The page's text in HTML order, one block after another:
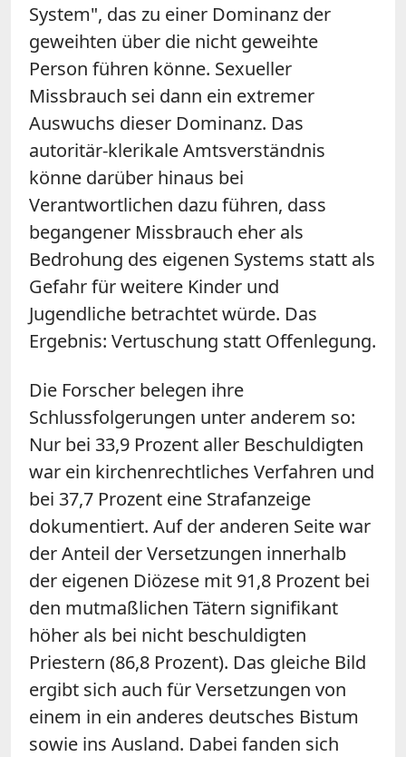
System", das zu einer Dominanz der
geweihten über die nicht geweihte
Person führen könne. Sexueller
Missbrauch sei dann ein extremer
Auswuchs dieser Dominanz. Das
autoritär-klerikale Amtsverständnis
könne darüber hinaus bei
Verantwortlichen dazu führen, dass
begangener Missbrauch eher als
Bedrohung des eigenen Systems statt als
Gefahr für weitere Kinder und
Jugendliche betrachtet würde. Das
Ergebnis: Vertuschung statt Offenlegung.
Die Forscher belegen ihre
Schlussfolgerungen unter anderem so:
Nur bei 33,9 Prozent aller Beschuldigten
war ein kirchenrechtliches Verfahren und
bei 37,7 Prozent eine Strafanzeige
dokumentiert. Auf der anderen Seite war
der Anteil der Versetzungen innerhalb
der eigenen Diözese mit 91,8 Prozent bei
den mutmaßlichen Tätern signifikant
höher als bei nicht beschuldigten
Priestern (86,8 Prozent). Das gleiche Bild
ergibt sich auch für Versetzungen von
einem in ein anderes deutsches Bistum
sowie ins Ausland. Dabei fanden sich